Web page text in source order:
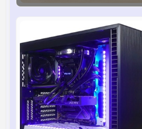
1台！】